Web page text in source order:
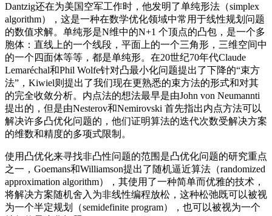
Dantzig还在为美国空军工作时，他发明了单纯形法（simplex
algorithm），这是一种在数学优化领域中常用于线性规划问题
的数值求解。单纯形是N维中的N+1 个顶点的凸包，是一个多
胞体：直线上的一个线段，平面上的一个三角形，三维空间中
的一个四面体等等，都是单纯形。在20世纪70年代Claude
Lemaréchal和Phil Wolfe针对凸最小化问题提出了下降的“束方
法” ， Kiwiel则提出了我们现在更熟悉的束方法的形式和对其
的完全收敛分析。内点法的想法最早是由John von Neumannti
提出的，但是由Nesterov和Nemirovski 首先指出内点方法可以
解决许多凸优化问题的，他们证明算法的迭代次数受解决方案
的维数和精度的多项式限制。
使用凸优化来寻找非凸性问题的范围是凸优化问题的研究重点
之一， Goemans和Williamson提出了随机逼近算法（randomized
approximation algorithm），其使用了一种简单而优雅的技术，
将解决方案随机舍入为非线性编程放松，这种松弛既可以被视
为一个半定规划（semidefinite program），也可以被视为一个